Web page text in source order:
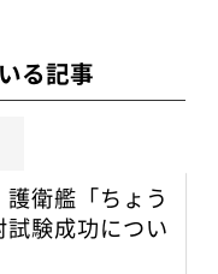
る記事
衛艦「ちょう
験成功につい